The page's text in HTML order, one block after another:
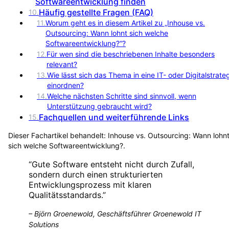
10.Häufig gestellte Fragen (FAQ)
11.Worum geht es in diesem Artikel zu „Inhouse vs.
Outsourcing: Wann lohnt sich welche
Softwareentwicklung?“?
12.Für wen sind die beschriebenen Inhalte besonders
relevant?
13.Wie lässt sich das Thema in eine IT- oder
einordnen?
14.Welche nächsten Schritte sind sinnvoll, wenn
Unterstützung gebraucht wird?
15.Fachquellen und weiterführende Links
Dieser Fachartikel behandelt: Inhouse vs. Outsourcing: Wann lohnt
sich welche Softwareentwicklung?.
“Gute Software entsteht nicht durch Zufall,
sondern durch einen strukturierten
Entwicklungsprozess mit klaren
Qualitätsstandards.”
–Björn Groenewold, Geschäftsführer Groenewold IT
Solutions